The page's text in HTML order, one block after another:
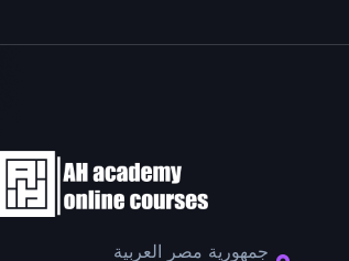
جمهورية مصر العربية